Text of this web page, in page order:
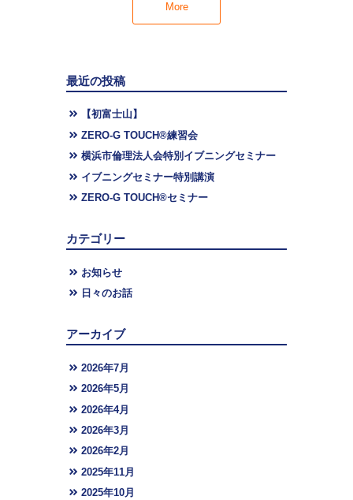
More
最近の投稿
【初富士山】
ZERO-G TOUCH®︎練習会
横浜市倫理法人会特別イブニングセミナー
イブニングセミナー特別講演
ZERO-G TOUCH®︎セミナー
カテゴリー
お知らせ
日々のお話
アーカイブ
2026年7月
2026年5月
2026年4月
2026年3月
2026年2月
2025年11月
2025年10月